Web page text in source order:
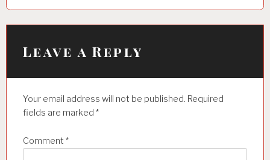
i
g
Leave a Reply
Your email address will not be published. Required
fields are marked *
Comment *